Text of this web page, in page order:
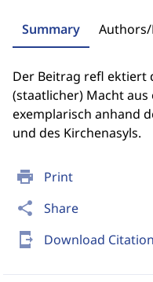
print Print
share Share
send_to_mobile Download Citation
Summary
Der Beitrag refl ektiert
(staatlicher) Macht
exemplarisch anhand
und des Kirchenasyls.